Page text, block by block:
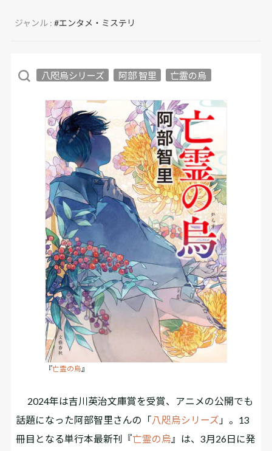
ジャンル :#エンタメ・ミステリ
八咫烏シリーズ 阿部 智里 亡霊の烏
『亡霊の烏 』
2024年は吉川英治文庫賞を受賞、アニメの公開でも
話題になった阿部智里さんの「八咫烏シリーズ 」。13
冊目となる単行本最新刊『亡霊の烏 』は、3月26日に発